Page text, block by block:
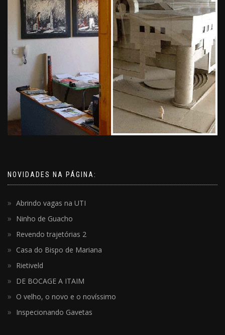
NOVIDADES NA PÁGINA:
Abrindo vagas na UTI
Ninho de Guacho
Revendo trajetórias 2
Casa do Bispo de Mariana
Rietiveld
DE BOCAGE A ITAIM
O velho, o novo e o novíssimo
Inspecionando Gavetas